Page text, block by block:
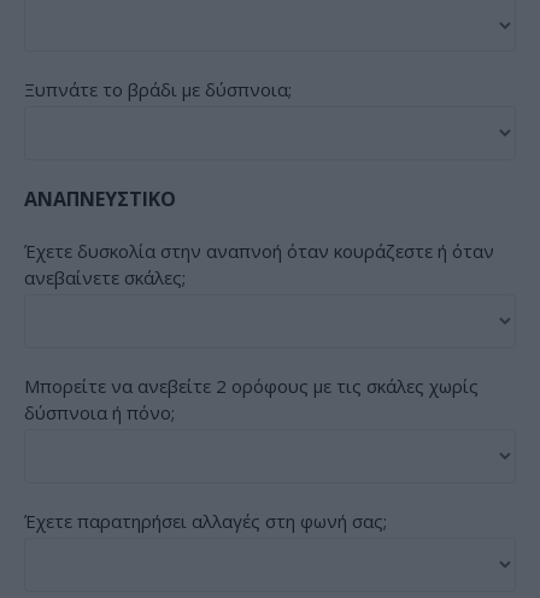
Ξυπνάτε το βράδι με δύσπνοια;
ΑΝΑΠΝΕΥΣΤΙΚΟ
Έχετε δυσκολία στην αναπνοή όταν κουράζεστε ή όταν
ανεβαίνετε σκάλες;
Μπορείτε να ανεβείτε 2 ορόφους με τις σκάλες χωρίς
δύσπνοια ή πόνο;
Έχετε παρατηρήσει αλλαγές στη φωνή σας;